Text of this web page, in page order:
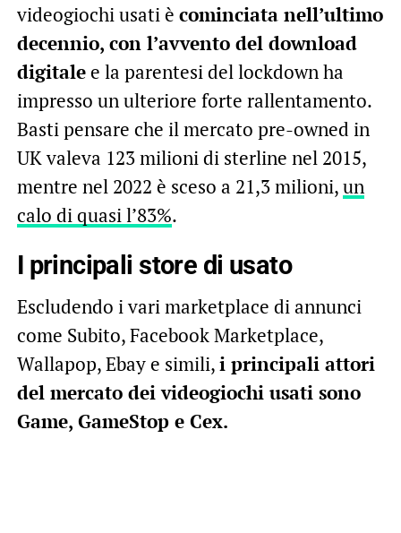
videogiochi usati è cominciata nell’ultimo
decennio, con l’avvento del download
digitalee la parentesi del lockdown ha
impresso un ulteriore forte rallentamento.
Basti pensare che il mercato pre-owned in
UK valeva 123 milioni di sterline nel 2015,
mentre nel 2022 è sceso a 21,3 milioni,un
calo di quasi l’83%.
I principali store di usato
Escludendo i vari marketplace di annunci
come Subito, Facebook Marketplace,
Wallapop, Ebay e simili,i principali attori
del mercato dei videogiochi usati sono
Game, GameStop e Cex.